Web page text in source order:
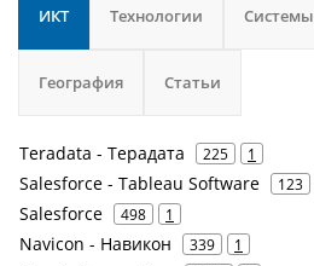
ИКТ Технологии Системы
География Статьи
Teradata - Терадата 225 1
Salesforce - Tableau Software 123
Salesforce 498 1
Navicon - Навикон 339 1